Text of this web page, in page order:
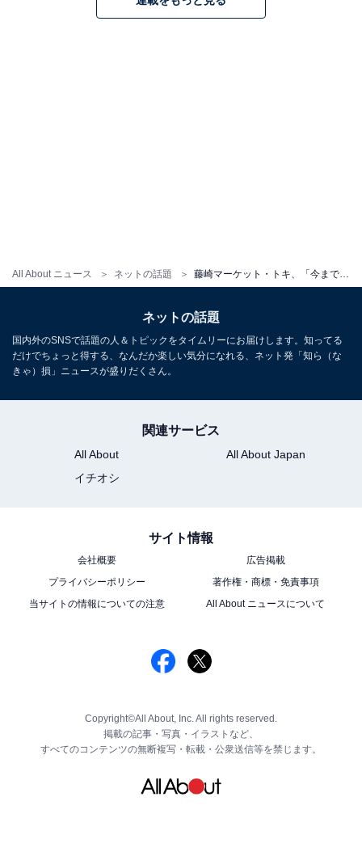
All About ニュース ネットの話題
ネットの話題
国内外のSNSで話題の人＆トピックをタイムリーにお届けします。知ってる
だけでちょっと得する、なんだか楽しい気分になれる、ネット発「知ら（な
きゃ）損」ニュースが盛りだくさん。
関連サービス
All About
All About Japan
イチオシ
サイト情報
会社概要
広告掲載
プライバシーポリシー
著作権・商標・免責事項
当サイトの情報についての注意
All About ニュースについて
Copyright©All About, Inc. All rights reserved.
掲載の記事・写真・イラストなど、
すべてのコンテンツの無断複写・転載・公衆送信等を禁じます。